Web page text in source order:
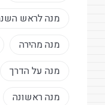
מנה לראש
מנה מהירה
מנה על הדרך
מנה ראשונה